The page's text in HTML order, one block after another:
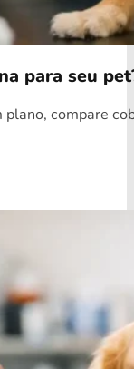
para seu
compare